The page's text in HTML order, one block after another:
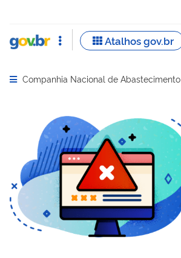
Abrir menu principal de navegação
Companhia Nacional de Abastecimento